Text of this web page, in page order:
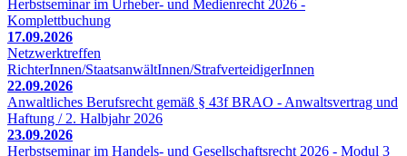
Herbstseminar im Urheber- und Medienrecht 2026 -
Komplettbuchung
17.09.2026
Netzwerktreffen
RichterInnen/StaatsanwältInnen/StrafverteidigerInnen
22.09.2026
Anwaltliches Berufsrecht gemäß § 43f BRAO - Anwaltsvertrag und
Haftung / 2. Halbjahr 2026
23.09.2026
Herbstseminar im Handels- und Gesellschaftsrecht 2026 - Modul 3